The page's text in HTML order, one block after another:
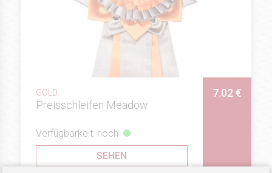
GOLD
Preisschleifen Meadow
7.02 €
Verfügbarkeit: hoch
SEHEN